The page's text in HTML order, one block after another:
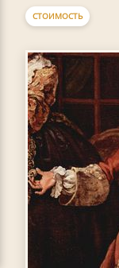
СТОИМОСТЬ